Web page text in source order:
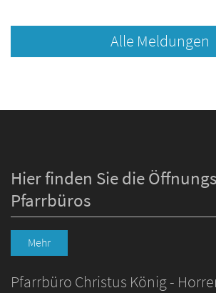
Alle Meldungen
Hier finden Sie die
Pfarrbüros
Mehr
Pfarrbüro Christus König -